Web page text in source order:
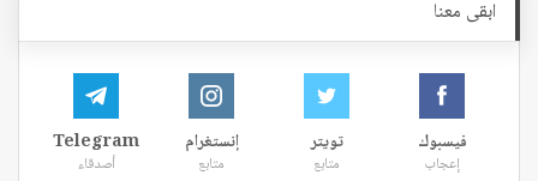
ابقى معنا
فيسبوك
إعجاب
تويتر
متابع
إنستغرام
متابع
Telegram
أصدقاء